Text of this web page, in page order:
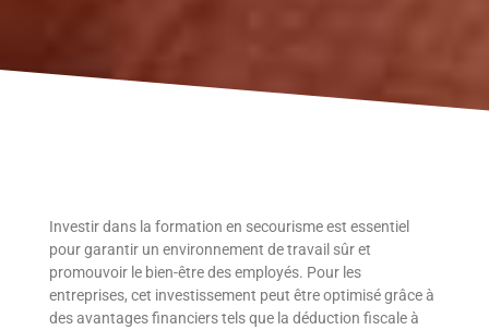
Investir dans la formation en secourisme est essentiel
pour garantir un environnement de travail sûr et
promouvoir le bien-être des employés. Pour les
entreprises, cet investissement peut être optimisé grâce à
des avantages financiers tels que la déduction fiscale à